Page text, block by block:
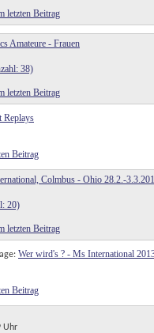
Amateure - Frauen
Replays
Colmbus - Ohio 28.2.-
Wer wird's ? - Ms International
Uhr